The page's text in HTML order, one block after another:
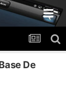
De